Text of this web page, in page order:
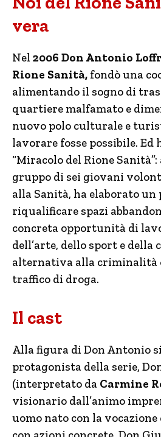
vera
Nel 2006 Don Antonio
Rione Sanità, fondò una
alimentando il sogno di
quartiere malfamato e
nuovo polo culturale e
lavorare fosse possibile. Ed
“Miracolo del Rione
gruppo di sei giovani
alla Sanità, ha elaborato un
riqualificare spazi
concreta opportunità di
dell’arte, dello sport e della
alternativa alla criminalità
traffico di droga.
Il cast
Alla figura di Don Antonio
protagonista della serie,
(interpretato da Carmine
visionario dall’animo
uomo nato con la